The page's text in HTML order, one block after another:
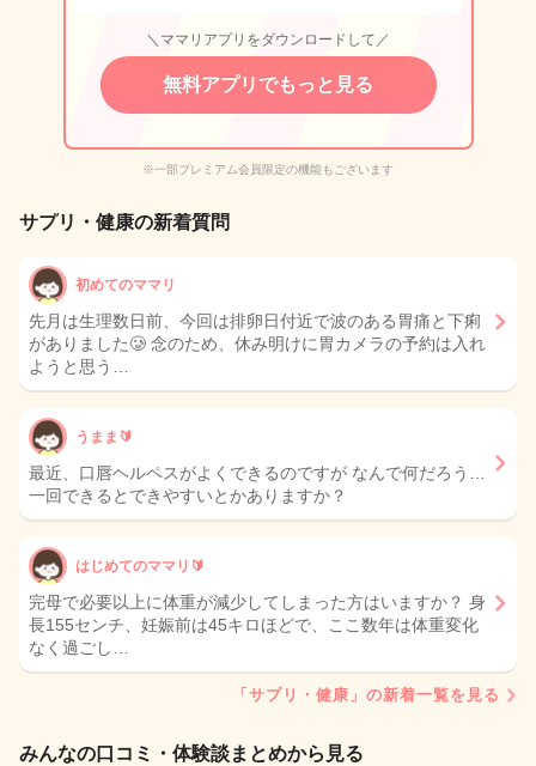
＼ママリアプリをダウンロードして／
無料アプリでもっと見る
※一部プレミアム会員限定の機能もございます
サプリ・健康の新着質問
初めてのママリ
先月は生理数日前、今回は排卵日付近で波のある胃痛と下痢
がありました🥲 念のため、休み明けに胃カメラの予約は入れ
ようと思う…
うまま🔰
最近、口唇ヘルペスがよくできるのですが なんで何だろう…
一回できるとできやすいとかありますか？
はじめてのママリ🔰
完母で必要以上に体重が減少してしまった方はいますか？ 身
長155センチ、妊娠前は45キロほどで、ここ数年は体重変化
なく過ごし…
「サプリ・健康」の新着一覧を見る
みんなの口コミ・体験談まとめから見る